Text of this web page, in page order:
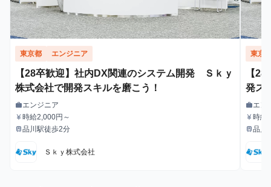
東京都 エンジニア
【28卒歓迎】社内DX関連のシステム開発 Ｓｋｙ
株式会社で開発スキルを磨こう！
職種
workエンジニア
給与
currency_yen 時給2,000円～
最寄駅
train品川駅徒歩2分
Ｓｋｙ株式会社
東京
【
発ス
職種
workエン
給与
currency_yen 時給
最寄駅
train品川